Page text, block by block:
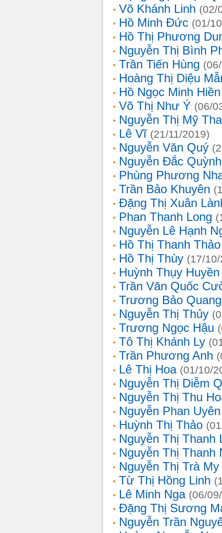
Võ Khánh Linh (02/
Hồ Minh Đức (01/
Hồ Thị Phương
Nguyễn Thị Bình
Trần Tiến Hùng
Hoàng Thị Diệu
Hồ Ngọc Minh Hiền
Võ Thị Như Ý (06/
Nguyễn Thị Mỹ
Lê Vĩ (21/11/2019)
Nguyễn Văn Quý
Nguyễn Đắc
Phùng Phương
Trần Bảo Khuyên
Đặng Thị Xuân
Phan Thanh Long
Nguyễn Lê Hạnh
Hồ Thị Thanh Thảo
Hồ Thị Thùy (17/
Huỳnh Thụy
Trần Văn Quốc
Trương Bảo
Nguyễn Thị Thủy
Trương Ngọc Hậu
Tô Thị Khánh Ly
Trần Phương Anh
Lê Thị Hoa (01/10/
Nguyễn Thị Diễm
Nguyễn Thị Thu
Nguyễn Phan
Huỳnh Thị Thảo
Nguyễn Thị Thanh
Nguyễn Thị Thanh
Nguyễn Thị Trà My
Từ Thị Hồng Linh
Lê Minh Nga (06/
Đặng Thị Sương
Nguyễn Trần